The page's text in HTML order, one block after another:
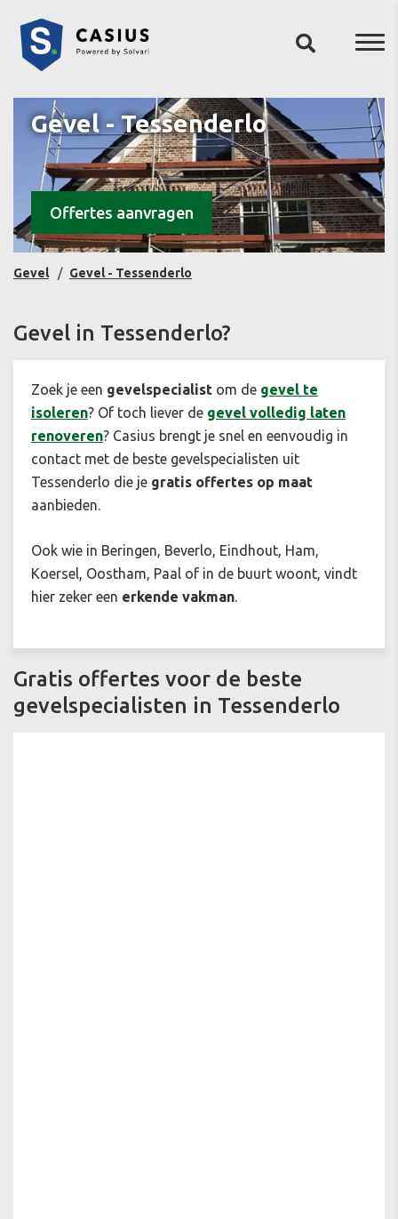
Gevel - Tessenderlo
Offertes aanvragen
Gevel Gevel - Tessenderlo
Gevel in Tessenderlo?
Zoek je een gevelspecialist om de gevel te
isoleren? Of toch liever de gevel volledig laten
renoveren? Casius brengt je snel en eenvoudig in
contact met de beste gevelspecialisten uit
Tessenderlo die je gratis offertes op maat
aanbieden.
Ook wie in Beringen, Beverlo, Eindhout, Ham,
Koersel, Oostham, Paal of in de buurt woont, vindt
hier zeker een erkende vakman.
Gratis offertes voor de beste
gevelspecialisten in Tessenderlo